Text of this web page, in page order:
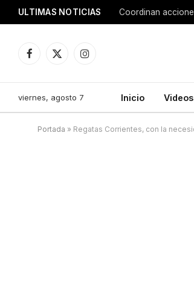
ULTIMAS NOTICIAS Coordinan
Facebook
X
Instagram
viernes, agosto 7 Inicio Videos
Portada » Regatas Corrientes, con la